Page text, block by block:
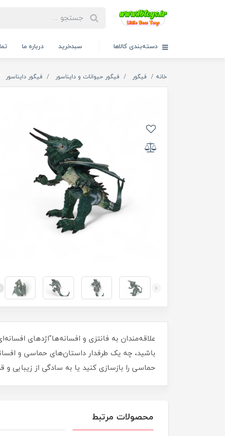
دسته‌بندی کالاها سبدخرید درباره ما
خانه فیگور فیگور حیوانات و دایناسور فیگور دایناسور
علاقه‌مندان به فانتزی و افسانه‌ها"اژدهای
باشید، چه یک طرفدار داستان‌های حماسی و
حماسی را بازسازی کنید یا به سادگی از زیبایی
محصولات مرتبط